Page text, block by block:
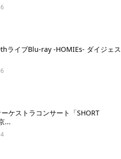
ライブBlu-ray -HOMIEs- ダイジェス
ケストラコンサート「SHORT
...